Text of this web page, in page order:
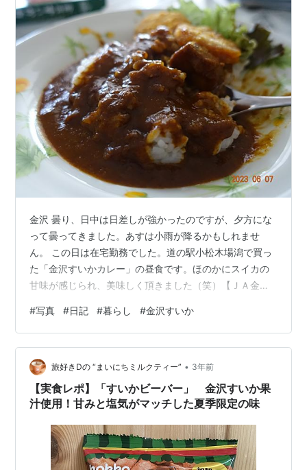
金沢 曇り、日中は日差しが強かったのですが、夕方にな
って曇ってきました。あすは小雨が降るかもしれませ
ん。 この日は在宅勤務でした。道の駅小松木場潟で買っ
た「金沢すいかカレー」の昼食です。ほのかにスイカの
甘味が感じられ、美味しく頂きました（笑）【ＪＡ金沢
いかの果汁を水の代わりに使うことで、深いコクのある
カレーに仕上げた「金沢すいかカレー」 お肉もゴロゴロ
入っており、食べ応えも抜群です!! 【撮影場所 自宅：
2023年06月07日 DSC-RX100M3】 ランキング参加中で
もう一押しお願いします
#写真 #日記 #暮らし #金沢すいか
旅好きDの “まいにちミルクティー” • 3年前
【実食レポ】「すいかビーバー」 金沢すいか果
汁使用！甘みと塩気がマッチした夏季限定の味